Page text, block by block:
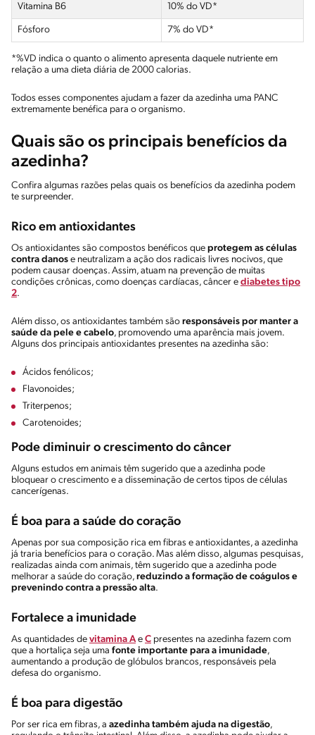
Vitamina B6 10% do VD*
Fósforo 7% do VD*
*%VD indica o quanto o alimento apresenta daquele nutriente em
relação a uma dieta diária de 2000 calorias.
Todos esses componentes ajudam a fazer da azedinha uma PANC
extremamente benéfica para o organismo.
Quais são os principais benefícios da
azedinha?
Confira algumas razões pelas quais os benefícios da azedinha podem
te surpreender.
Rico em antioxidantes
Os antioxidantes são compostos benéficos que protegem as células
contra danos e neutralizam a ação dos radicais livres nocivos, que
podem causar doenças. Assim, atuam na prevenção de muitas
condições crônicas, como doenças cardíacas, câncer e diabetes tipo
2.
Além disso, os antioxidantes também são responsáveis por manter a
saúde da pele e cabelo, promovendo uma aparência mais jovem.
Alguns dos principais antioxidantes presentes na azedinha são:
Ácidos fenólicos;
Flavonoides;
Triterpenos;
Carotenoides;
Pode diminuir o crescimento do câncer
Alguns estudos em animais têm sugerido que a azedinha pode
bloquear o crescimento e a disseminação de certos tipos de células
cancerígenas.
É boa para a saúde do coração
Apenas por sua composição rica em fibras e antioxidantes, a azedinha
já traria benefícios para o coração. Mas além disso, algumas pesquisas,
realizadas ainda com animais, têm sugerido que a azedinha pode
melhorar a saúde do coração, reduzindo a formação de coágulos e
prevenindo contra a pressão alta.
Fortalece a imunidade
As quantidades de vitamina Ae C presentes na azedinha fazem com
que a hortaliça seja uma fonte importante para a imunidade,
aumentando a produção de glóbulos brancos, responsáveis pela
defesa do organismo.
É boa para digestão
Por ser rica em fibras, a azedinha também ajuda na digestão,